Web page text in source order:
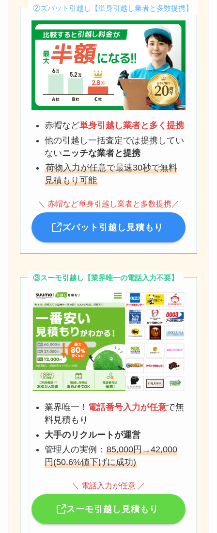
②ズバット引越し【単身引越し業者と多数提携】
赤帽など単身引越し業者と多く提携
他の引越し一括査定では提携してい
ないニッチな業者と提携
荷物入力が任意で最速30秒で無料
見積もり可能
＼ 赤帽など単身引越し業者と多数提携／
ズバット引越し見積もり
③スーモ引越し【業界唯一の電話入力不要】
業界唯一！ 電話番号入力が任意で無
料見積もり
大手のリクルートが運営
管理人の実例： 85,000円→42,000
円(50.6%値下げに成功)
＼ 電話入力が任意 ／
スーモ引越し見積もり